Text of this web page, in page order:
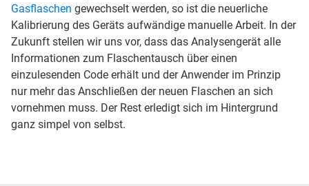
Gasflaschen gewechselt werden, so ist die neuerliche
Kalibrierung des Geräts aufwändige manuelle Arbeit. In der
Zukunft stellen wir uns vor, dass das Analysengerät alle
Informationen zum Flaschentausch über einen
einzulesenden Code erhält und der Anwender im Prinzip
nur mehr das Anschließen der neuen Flaschen an sich
vornehmen muss. Der Rest erledigt sich im Hintergrund
ganz simpel von selbst.